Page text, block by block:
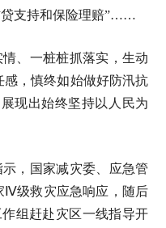
贷支持和保险理赔”……
、一桩桩抓落实，生动
感，慎终如始做好防汛抗
现出始终坚持以人民为
，国家减灾委、应急管
Ⅳ级救灾应急响应，随后
组赶赴灾区一线指导开